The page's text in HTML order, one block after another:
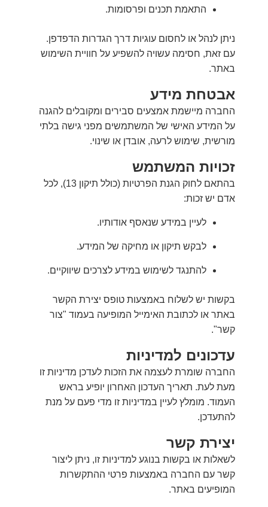
התאמת תכנים ופרסומות.
ניתן לנהל או לחסום עוגיות דרך הגדרות הדפדפן.
עם זאת, חסימה עשויה להשפיע על חוויית השימוש
באתר.
אבטחת מידע
החברה מיישמת אמצעים סבירים ומקובלים להגנה
על המידע האישי של המשתמשים מפני גישה בלתי
מורשית, שימוש לרעה, אובדן או שינוי.
זכויות המשתמש
בהתאם לחוק הגנת הפרטיות (כולל תיקון 13), לכל
אדם יש זכות:
לעיין במידע שנאסף אודותיו.
לבקש תיקון או מחיקה של המידע.
להתנגד לשימוש במידע לצרכים שיווקיים.
בקשות יש לשלוח באמצעות טופס יצירת הקשר
באתר או לכתובת האימייל המופיעה בעמוד "צור
קשר".
עדכונים למדיניות
החברה שומרת לעצמה את הזכות לעדכן מדיניות זו
מעת לעת. תאריך העדכון האחרון יופיע בראש
העמוד. מומלץ לעיין במדיניות זו מדי פעם על מנת
להתעדכן.
יצירת קשר
לשאלות או בקשות בנוגע למדיניות זו, ניתן ליצור
קשר עם החברה באמצעות פרטי ההתקשרות
המופיעים באתר.